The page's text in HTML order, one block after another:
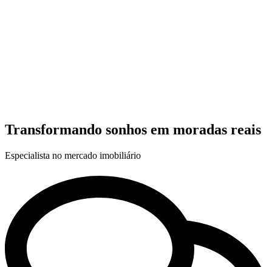
Transformando sonhos em moradas reais
Especialista no mercado imobiliário